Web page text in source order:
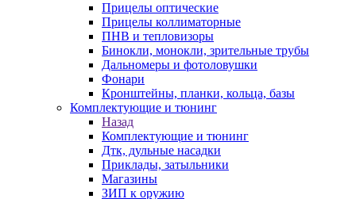
Прицелы оптические
Прицелы коллиматорные
ПНВ и тепловизоры
Бинокли, монокли, зрительные трубы
Дальномеры и фотоловушки
Фонари
Кронштейны, планки, кольца, базы
Комплектующие и тюнинг
Назад
Комплектующие и тюнинг
Дтк, дульные насадки
Приклады, затыльники
Магазины
ЗИП к оружию